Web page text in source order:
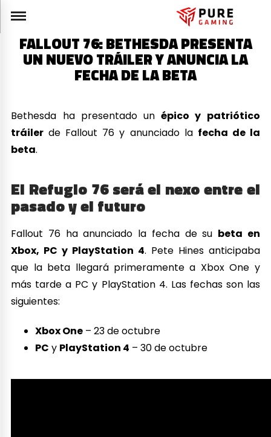
FALLOUT 76: BETHESDA PRESENTA
UN NUEVO TRÁILER Y ANUNCIA LA
FECHA DE LA BETA
Bethesda ha presentado unépico y patriótico
tráiler de Fallout 76 y anunciado la fecha de la
beta.
El Refugio 76 será el nexo entre el
pasado y el futuro
Fallout 76 ha anunciado la fecha de su beta en
Xbox, PC y PlayStation 4. Pete Hines anticipaba
que la beta llegará primeramente a Xbox One y
más tarde a PC y PlayStation 4. Las fechas son las
siguientes:
Xbox One – 23 de octubre
PC y PlayStation 4 – 30 de octubre